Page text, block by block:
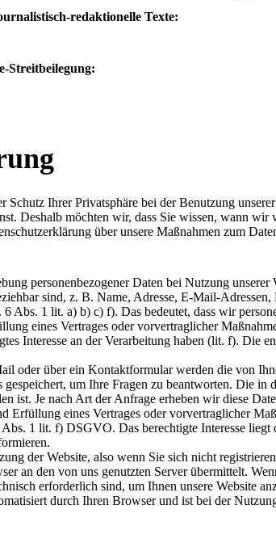
redaktionelle Texte:
Streitbeilegung:
Schutz Ihrer Privatsphäre bei der Benutzung
Deshalb möchten wir, dass Sie wissen, wann
über unsere Maßnahmen zum
personenbezogener Daten bei Nutzung unserer
sind, z. B. Name, Adresse, E-Mail-Adressen,
Abs. 1 lit. a) b) c) f). Das bedeutet, dass wir
eines Vertrages oder vorvertraglicher
Interesse an der Verarbeitung haben (lit. f). Die
oder über ein Kontaktformular werden die von
um Ihre Fragen zu beantworten. Die in
ist. Je nach Art der Anfrage erheben wir diese
eines Vertrages oder vorvertraglicher
1 lit. f) DSGVO. Das berechtigte Interesse
der Website, also wenn Sie sich nicht
an den von uns genutzten Server übermittelt.
erforderlich sind, um Ihnen unsere Website
durch Ihren Browser und ist bei der